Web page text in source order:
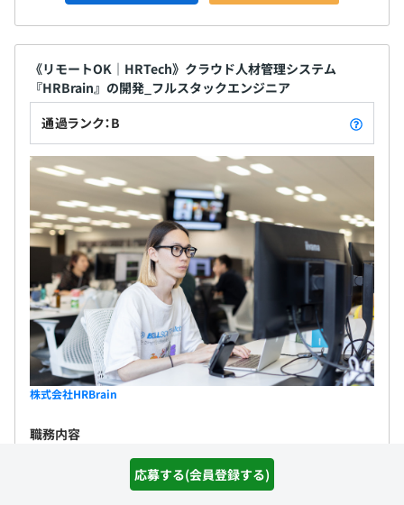
応募する(会員登録する)
《リモートOK｜HRTech》クラウド人材管理システム
『HRBrain』の開発_フルスタックエンジニア
通過ランク：B
株式会社HRBrain
職務内容
【具体的な業務内容】 ＜バックエンド＞ ・既存、新規サー
ビスのサーバーサイド開発、改善、機能拡充 ・顧客のニーズ